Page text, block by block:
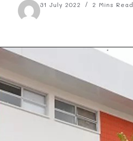
31 July 2022 2 Mins Read